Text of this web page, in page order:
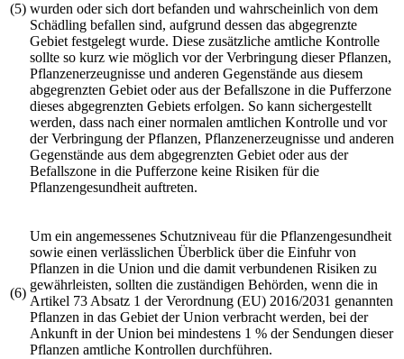
(5) wurden oder sich dort befanden und wahrscheinlich von dem
Schädling befallen sind, aufgrund dessen das abgegrenzte
Gebiet festgelegt wurde. Diese zusätzliche amtliche Kontrolle
sollte so kurz wie möglich vor der Verbringung dieser Pflanzen,
Pflanzenerzeugnisse und anderen Gegenstände aus diesem
abgegrenzten Gebiet oder aus der Befallszone in die Pufferzone
dieses abgegrenzten Gebiets erfolgen. So kann sichergestellt
werden, dass nach einer normalen amtlichen Kontrolle und vor
der Verbringung der Pflanzen, Pflanzenerzeugnisse und anderen
Gegenstände aus dem abgegrenzten Gebiet oder aus der
Befallszone in die Pufferzone keine Risiken für die
Pflanzengesundheit auftreten.
(6)
Um ein angemessenes Schutzniveau für die Pflanzengesundheit
sowie einen verlässlichen Überblick über die Einfuhr von
Pflanzen in die Union und die damit verbundenen Risiken zu
gewährleisten, sollten die zuständigen Behörden, wenn die in
Artikel 73 Absatz 1 derVerordnung (EU) 2016/2031 genannten
Pflanzen in das Gebiet der Union verbracht werden, bei der
Ankunft in der Union bei mindestens 1 % der Sendungen dieser
Pflanzen amtliche Kontrollen durchführen.